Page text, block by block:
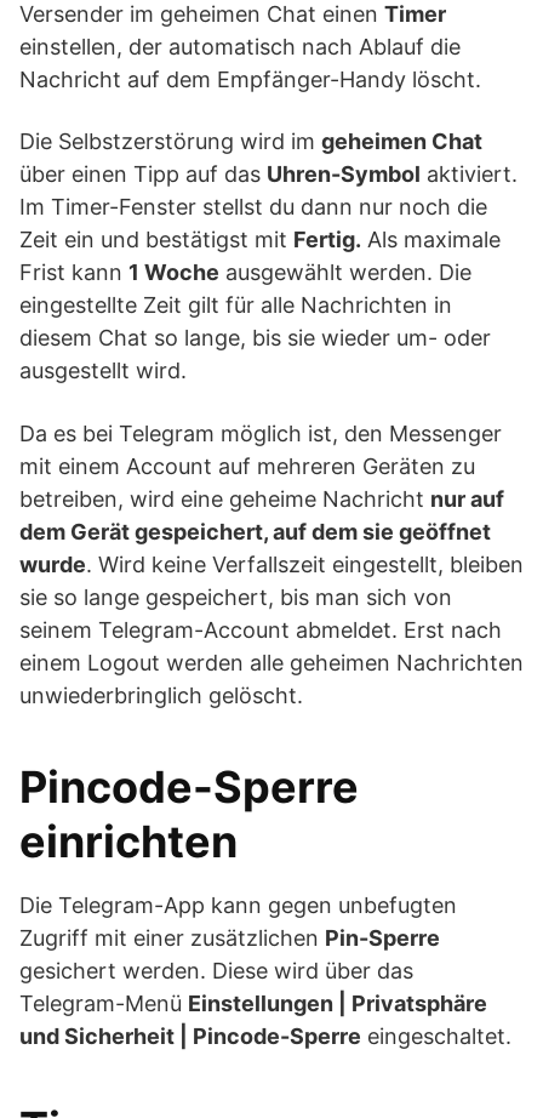
Versender im geheimen Chat einen Timer
einstellen, der automatisch nach Ablauf die
Nachricht auf dem Empfänger-Handy löscht.
Die Selbstzerstörung wird im geheimen Chat
über einen Tipp auf das Uhren-Symbol aktiviert.
Im Timer-Fenster stellst du dann nur noch die
Zeit ein und bestätigst mit Fertig. Als maximale
Frist kann 1 Woche ausgewählt werden. Die
eingestellte Zeit gilt für alle Nachrichten in
diesem Chat so lange, bis sie wieder um- oder
ausgestellt wird.
Da es bei Telegram möglich ist, den Messenger
mit einem Account auf mehreren Geräten zu
betreiben, wird eine geheime Nachricht nur auf
dem Gerät gespeichert, auf dem sie geöffnet
wurde. Wird keine Verfallszeit eingestellt, bleiben
sie so lange gespeichert, bis man sich von
seinem Telegram-Account abmeldet. Erst nach
einem Logout werden alle geheimen Nachrichten
unwiederbringlich gelöscht.
Pincode-Sperre
einrichten
Die Telegram-App kann gegen unbefugten
Zugriff mit einer zusätzlichen Pin-Sperre
gesichert werden. Diese wird über das
Telegram-Menü Einstellungen | Privatsphäre
und Sicherheit | Pincode-Sperre eingeschaltet.